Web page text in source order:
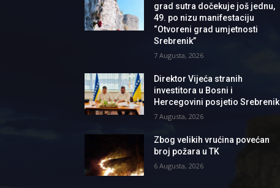
grad sutra dočekuje još jednu,
49. po nizu manifestaciju
“Otvoreni grad umjetnosti
Srebrenik”
7 Augusta, 2026
Direktor Vijeća stranih
investitora u Bosni i
Hercegovini posjetio Srebrenik
7 Augusta, 2026
Zbog velikih vrućina povećan
broj požara u TK
6 Augusta, 2026